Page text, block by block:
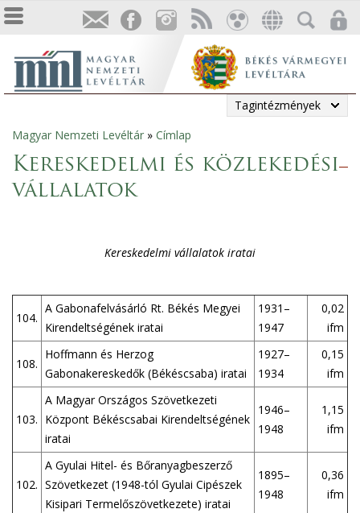
Tagintézmények
Jelenlegi
hely
Magyar Nemzeti Levéltár » Címlap
Kereskedelmi és közlekedési
vállalatok
Kereskedelmi vállalatok iratai
104.
A Gabonafelvásárló Rt. Békés Megyei
Kirendeltségének iratai
1931–
1947
0,02
ifm
108.
Hoffmann és Herzog
Gabonakereskedők (Békéscsaba) iratai
1927–
1934
0,15
ifm
103.
A Magyar Országos Szövetkezeti
Központ Békéscsabai Kirendeltségének
iratai
1946–
1948
1,15
ifm
102.
A Gyulai Hitel- és Bőranyagbeszerző
Szövetkezet (1948-tól Gyulai Cipészek
Kisipari Termelőszövetkezete) iratai
1895–
1948
0,36
ifm